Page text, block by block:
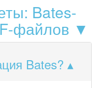
Bates-
файлов ▼
Bates?